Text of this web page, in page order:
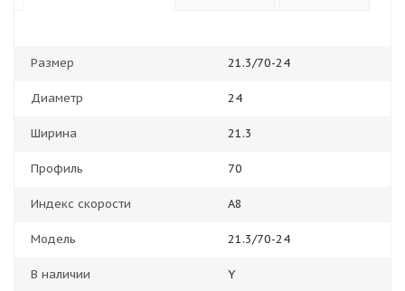
Размер 21.3/70-24
Диаметр 24
Ширина 21.3
Профиль 70
Индекс скорости А8
Модель 21.3/70-24
В наличии Y